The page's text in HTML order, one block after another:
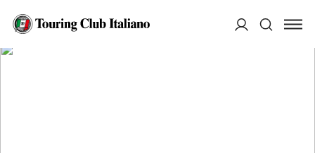
HOME
SCUOLA DI SCI ITALIANA CONTEA DI BORMIO